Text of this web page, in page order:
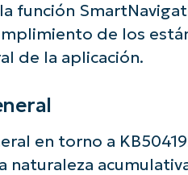
función
de los
de la aplicación.
en torno a
naturaleza